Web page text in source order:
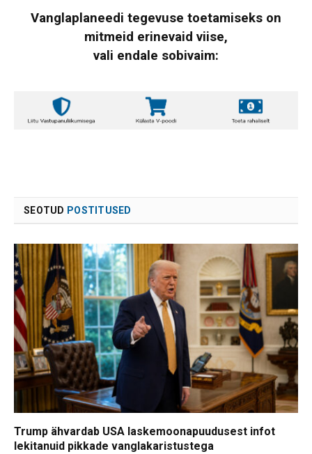
Vanglaplaneedi tegevuse toetamiseks on
mitmeid erinevaid viise,
vali endale sobivaim:
SEOTUD POSTITUSED
Trump ähvardab USA laskemoonapuudusest infot
lekitanuid pikkade vanglakaristustega